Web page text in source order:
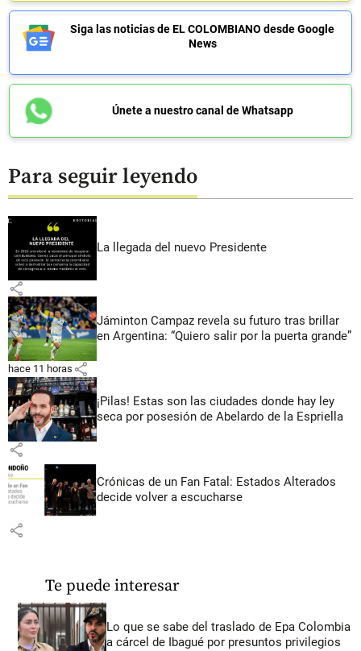
Siga las noticias de EL COLOMBIANO desde Google
News
Únete a nuestro canal de Whatsapp
Para seguir leyendo
La llegada del nuevo Presidente
share
Jáminton Campaz revela su futuro tras brillar
en Argentina: “Quiero salir por la puerta grande”
hace 11 horas share
¡Pilas! Estas son las ciudades donde hay ley
seca por posesión de Abelardo de la Espriella
share
Crónicas de un Fan Fatal: Estados Alterados
decide volver a escucharse
share
Te puede interesar
Lo que se sabe del traslado de Epa Colombia
a cárcel de Ibagué por presuntos privilegios